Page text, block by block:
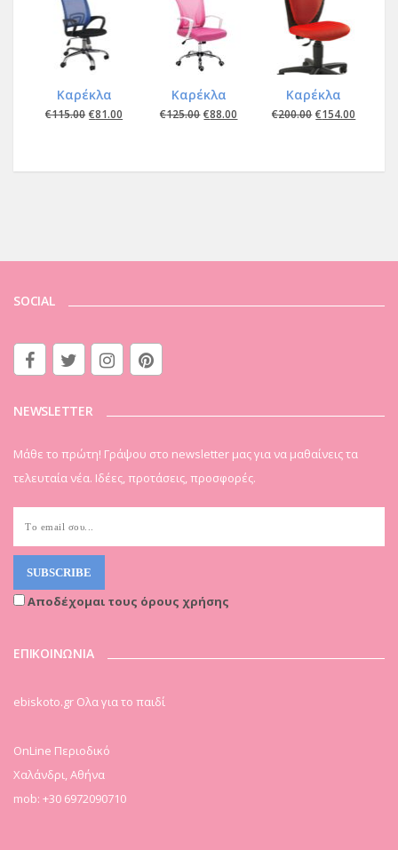
Καρέκλα
€115.00 €81.00
Kαρέκλα
€125.00 €88.00
Καρέκλα
€200.00 €154.00
SOCIAL
NEWSLETTER
Μάθε το πρώτη! Γράψου στο newsletter μας για να μαθαίνεις τα
τελευταία νέα. Ιδέες, προτάσεις, προσφορές.
Αποδέχομαι τους όρους χρήσης
ΕΠΙΚΟΙΝΩΝΙΑ
ebiskoto.gr Ολα για το παιδί
OnLine Περιοδικό
Χαλάνδρι, Αθήνα
mob: +30 6972090710